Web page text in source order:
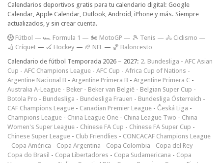
Calendarios deportivos gratis para tu calendario digital: Google
Calendar, Apple Calendar, Outlook, Android, iPhone y más. Siempre
actualizados, y sin crear cuenta.
Fútbol — 🏎️ Formula 1 — 🏍 MotoGP — 🎾 Tenis — 🚴 Ciclismo —
🏏 Críquet — 🏑 Hockey — 🏈 NFL — 🏀 Baloncesto
Calendario de fútbol Temporada 2026 – 2027: 2. Bundesliga - AFC Asian
Cup - AFC Champions League - AFC Cup - Africa Cup of Nations -
Argentine Nacional B - Argentine Primera B - Argentine Primera C -
Australia A-League - Beker - Beker van België - Belgian Super Cup -
Botola Pro - Bundesliga - Bundesliga Frauen - Bundesliga Österreich -
CAF Champions League - Canadian Premier League - Česká Liga -
Champions League - China League One - China League Two - China
Women's Super League - Chinese FA Cup - Chinese FA Super Cup -
Chinese Super League - Club Friendlies - CONCACAF Champions League
- Copa América - Copa Argentina - Copa Colombia - Copa del Rey -
Copa do Brasil - Copa Libertadores - Copa Sudamericana - Copa